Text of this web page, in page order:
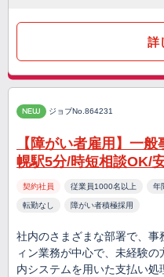
詳
NEW ジョブNo.864231
【障がい者雇用】一
幌駅5分/時短相談OK/
契約社員 従業員1000名以上 年
転勤なし 障がい者積極採用
社内のさまざまな部署で、
ィン業務が中心で、未経験
内システムを用いた支払い